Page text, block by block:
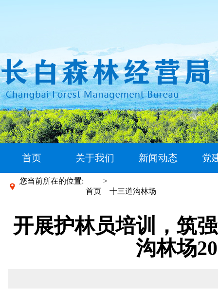
首页 关于我们 新闻动态 党
您当前所在的位置: 首页 > 十三道沟林场
开展护林员培训，筑
沟林场